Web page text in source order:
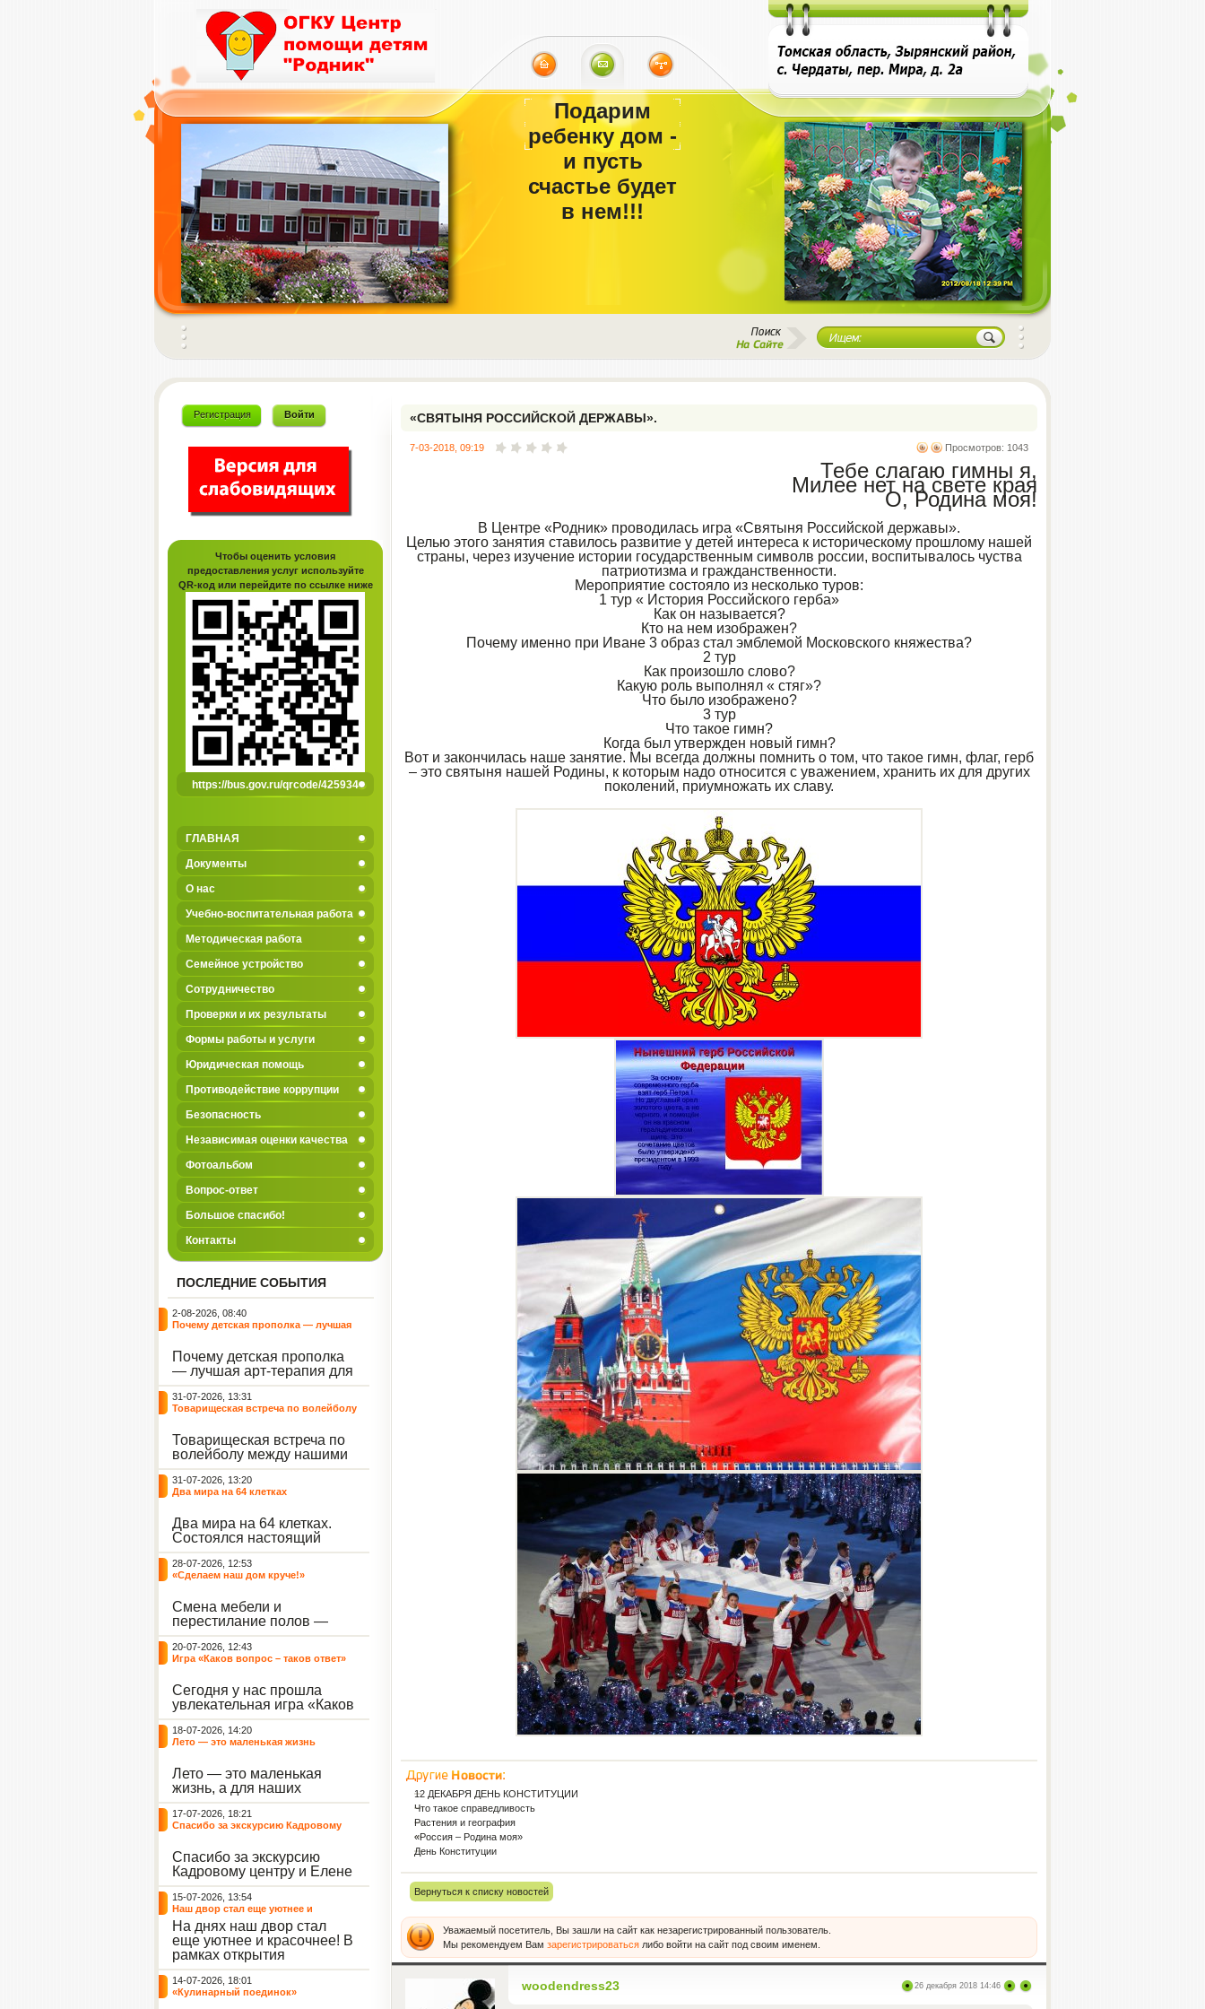
Подарим
ребенку дом -
и пусть
счастье будет
в нем!!!
Регистрация Войти
Чтобы оценить условия
предоставления услуг используйте
QR-код или перейдите по ссылке ниже
https://bus.gov.ru/qrcode/425934
ГЛАВНАЯ
Документы
О нас
Учебно-воспитательная работа
Методическая работа
Семейное устройство
Сотрудничество
Проверки и их результаты
Формы работы и услуги
Юридическая помощь
Противодействие коррупции
Безопасность
Независимая оценки качества
Фотоальбом
Вопрос-ответ
Большое спасибо!
Контакты
ПОСЛЕДНИЕ СОБЫТИЯ
2-08-2026, 08:40
Почему детская прополка — лучшая
Почему детская прополка
— лучшая арт-терапия для
воспитателя?
31-07-2026, 13:31
Товарищеская встреча по волейболу
Товарищеская встреча по
волейболу между нашими
воспитанниками и
сельскими ребятами.
31-07-2026, 13:20
Два мира на 64 клетках
Два мира на 64 клетках.
Состоялся настоящий
интеллектуальный
праздник — турнир по
шахматам и шашкам.
небывалый ажиотаж среди
воспитанников, превратив
тихие залы центра в арену
напряжённых поединков,
громких аплодисментов и
жарких обсуждений.
28-07-2026, 12:53
«Сделаем наш дом круче!»
Смена мебели и
перестилание полов —
дело рук профессионалов.
А вот создание настоящего
домашнего уюта — задача
этой неделе ребята взяли
инициативу в свои руки и
устроили масштабную
генеральную уборку
жилого корпуса.
20-07-2026, 12:43
Игра «Каков вопрос – таков ответ»
Сегодня у нас прошла
увлекательная игра «Каков
вопрос – таков ответ»,
которая собрала самых
любознательных
игры выступил наш
воспитанник - Константин
Н., который по праву носит
звание самого читающего
и эрудированного
участника наших
мероприятий.
18-07-2026, 14:20
Лето — это маленькая жизнь
Лето — это маленькая
жизнь, а для наших
воспитанниц оно
наполнено открытиями. В
один из теплых дней мы
пластилин, книги и конечно
же телефоны, чтобы
отправиться на небольшую
цветочную охоту в
ближайший луг.
17-07-2026, 18:21
Спасибо за экскурсию Кадровому
Спасибо за экскурсию
Кадровому центру и Елене
Романовне за тёплую
встречу.
15-07-2026, 13:54
Наш двор стал еще уютнее и
красочнее!
На днях наш двор стал
еще уютнее и красочнее! В
рамках открытия
Социальной гостиной
нашего Центра, перед
воспитанниками была
14-07-2026, 18:01
«Кулинарный поединок»
«СВЯТЫНЯ РОССИЙСКОЙ ДЕРЖАВЫ».
7-03-2018, 09:19 Просмотров: 1043
Тебе слагаю гимны я,
Милее нет на свете края
О, Родина моя!
В Центре «Родник» проводилась игра «Святыня Российской державы».
Целью этого занятия ставилось развитие у детей интереса к историческому прошлому нашей
страны, через изучение истории государственным символв россии, воспитывалось чуства
патриотизма и гражданственности.
Мероприятие состояло из несколько туров:
1 тур « История Российского герба»
Как он называется?
Кто на нем изображен?
Почему именно при Иване 3 образ стал эмблемой Московского княжества?
2 тур
Как произошло слово?
Какую роль выполнял « стяг»?
Что было изображено?
3 тур
Что такое гимн?
Когда был утвержден новый гимн?
Вот и закончилась наше занятие. Мы всегда должны помнить о том, что такое гимн, флаг, герб
– это святыня нашей Родины, к которым надо относится с уважением, хранить их для других
поколений, приумножать их славу.
12 ДЕКАБРЯ ДЕНЬ КОНСТИТУЦИИ
Что такое справедливость
Растения и география
«Россия – Родина моя»
День Конституции
Вернуться к списку новостей
Уважаемый посетитель, Вы зашли на сайт как незарегистрированный пользователь.
Мы рекомендуем Вам зарегистрироваться либо войти на сайт под своим именем.
26 декабря 2018 14:46
woodendress23